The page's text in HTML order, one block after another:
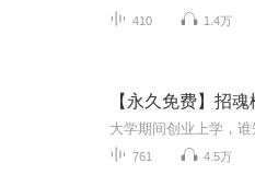
410 1.4万
【永久免费】招
761 4.5万